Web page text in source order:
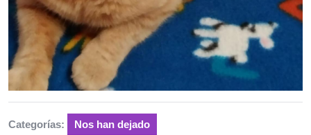
Categorías: Nos han dejado